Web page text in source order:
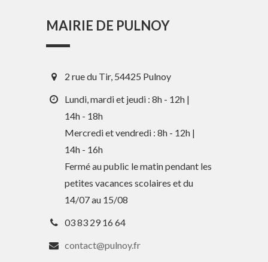
Guide des activités et services
MAIRIE DE PULNOY
2 rue du Tir, 54425 Pulnoy
Lundi, mardi et jeudi : 8h - 12h |
14h - 18h
Mercredi et vendredi : 8h - 12h |
14h - 16h
Fermé au public le matin pendant les
petites vacances scolaires et du
14/07 au 15/08
03 83 29 16 64
contact@pulnoy.fr